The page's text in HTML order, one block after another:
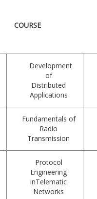
COURSE
Development
of
Distributed
Applications
Fundamentals of
Radio
Transmission
Protocol
Engineering
inTelematic
Networks